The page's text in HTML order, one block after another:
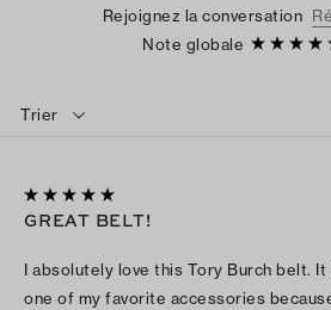
Rejoignez la conversation
Note globale
Trier
GREAT BELT!
I absolutely love this Tory Burch belt. It
one of my favorite accessories